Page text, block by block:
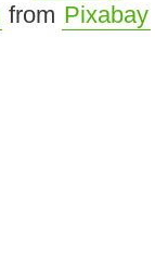
from Pixabay